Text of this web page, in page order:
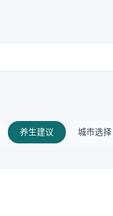
养生建议 城市选择